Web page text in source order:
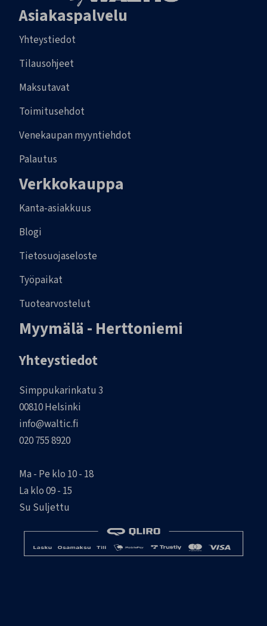
Asiakaspalvelu
Yhteystiedot
Tilausohjeet
Maksutavat
Toimitusehdot
Venekaupan myyntiehdot
Palautus
Verkkokauppa
Kanta-asiakkuus
Blogi
Tietosuojaseloste
Työpaikat
Tuotearvostelut
Myymälä - Herttoniemi
Yhteystiedot
Simppukarinkatu 3
00810 Helsinki
info@waltic.fi
020 755 8920
Ma - Pe klo 10 - 18
La klo 09 - 15
Su Suljettu